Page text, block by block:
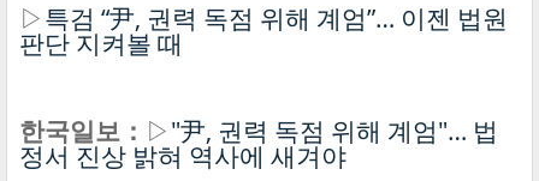
▷특검 “尹, 권력 독점 위해 계엄”… 이젠 법원
판단 지켜볼 때
한국일보： ▷"尹, 권력 독점 위해 계엄"… 법
정서 진상 밝혀 역사에 새겨야